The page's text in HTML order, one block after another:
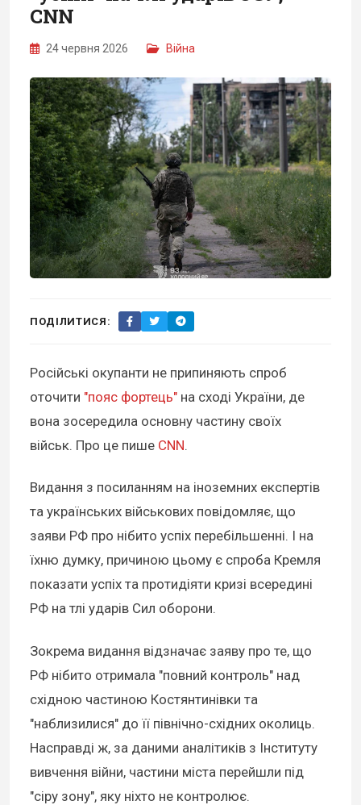
CNN
24 червня 2026 Війна
ПОДІЛИТИСЯ:
Російські окупанти не припиняють спроб
оточити "пояс фортець" на сході України, де
вона зосередила основну частину своїх
військ. Про це пише CNN.
Видання з посиланням на іноземних експертів
та українських військових повідомляє, що
заяви РФ про нібито успіх перебільшенні. І на
їхню думку, причиною цьому є спроба Кремля
показати успіх та протидіяти кризі всередині
РФ на тлі ударів Сил оборони.
Зокрема видання відзначає заяву про те, що
РФ нібито отримала "повний контроль" над
східною частиною Костянтинівки та
"наблизилися" до її північно-східних околиць.
Насправді ж, за даними аналітиків з Інституту
вивчення війни, частини міста перейшли під
"сіру зону", яку ніхто не контролює.